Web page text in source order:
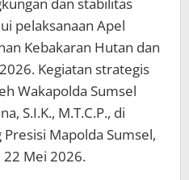
dan stabilitas
pelaksanaan Apel
Kebakaran Hutan dan
Kegiatan strategis
Wakapolda Sumsel
S.I.K., M.T.C.P., di
Mapolda Sumsel,
22 Mei 2026.